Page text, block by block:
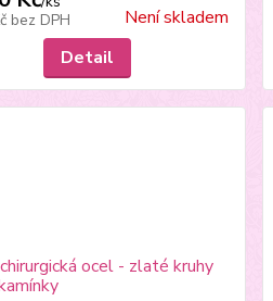
bez DPH
Není skladem
Detail